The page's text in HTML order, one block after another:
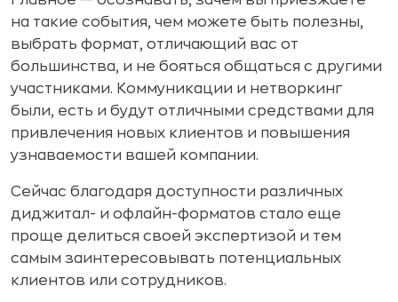
на такие события, чем можете быть полезны,
выбрать формат, отличающий вас от
большинства, и не бояться общаться с другими
участниками. Коммуникации и нетворкинг
были, есть и будут отличными средствами для
привлечения новых клиентов и повышения
узнаваемости вашей компании.
Сейчас благодаря доступности различных
диджитал- и офлайн-форматов стало еще
проще делиться своей экспертизой и тем
самым заинтересовывать потенциальных
клиентов или сотрудников.